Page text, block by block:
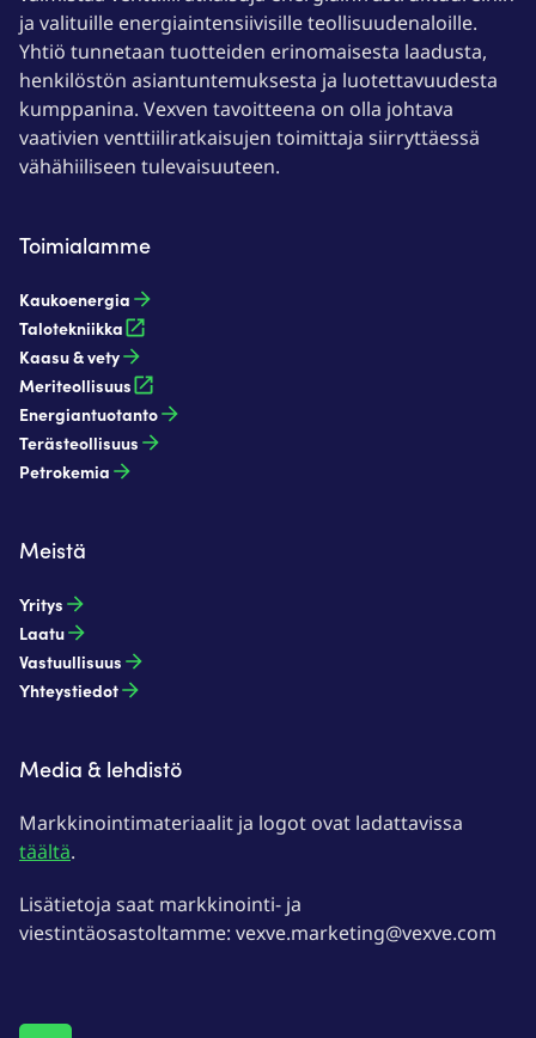
ja valituille energiaintensiivisille teollisuudenaloille.
Yhtiö tunnetaan tuotteiden erinomaisesta laadusta,
henkilöstön asiantuntemuksesta ja luotettavuudesta
kumppanina. Vexven tavoitteena on olla johtava
vaativien venttiiliratkaisujen toimittaja siirryttäessä
vähähiiliseen tulevaisuuteen.
Toimialamme
Kaukoenergia​
Talotekniikka
Kaasu & vety​
Meriteollisuus
Energiantuotanto​
Terästeollisuus​
Petrokemia​
Meistä
Yritys
Laatu
Vastuullisuus
Yhteystiedot
Media & lehdistö
Markkinointimateriaalit ja logot ovat ladattavissa
täältä.
Lisätietoja saat markkinointi- ja
viestintäosastoltamme: vexve.marketing@vexve.com